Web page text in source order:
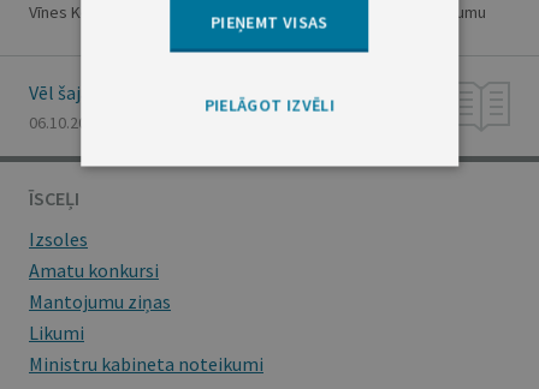
Vīnes Konvenciju par ceļa zīmēm un signāliem, un tā 1.grozījumu
Vēl šajā numurā
06.10.2000., Nr. 350/352
ĪSCEĻI
Izsoles
Amatu konkursi
Mantojumu ziņas
Likumi
Ministru kabineta noteikumi
PIEŅEMT VISAS
PIELĀGOT IZVĒLI